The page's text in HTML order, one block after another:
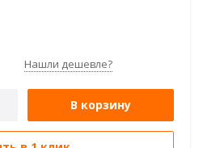
Нашли дешевле?
В корзину